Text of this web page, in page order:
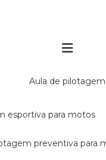
aula de pilotagem
esportiva para motos
preventiva para